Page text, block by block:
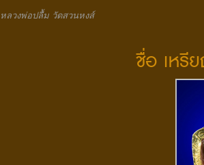
ลวงพ่อปลื้ม วัดสวนหงส์
ชื่อ เหรี